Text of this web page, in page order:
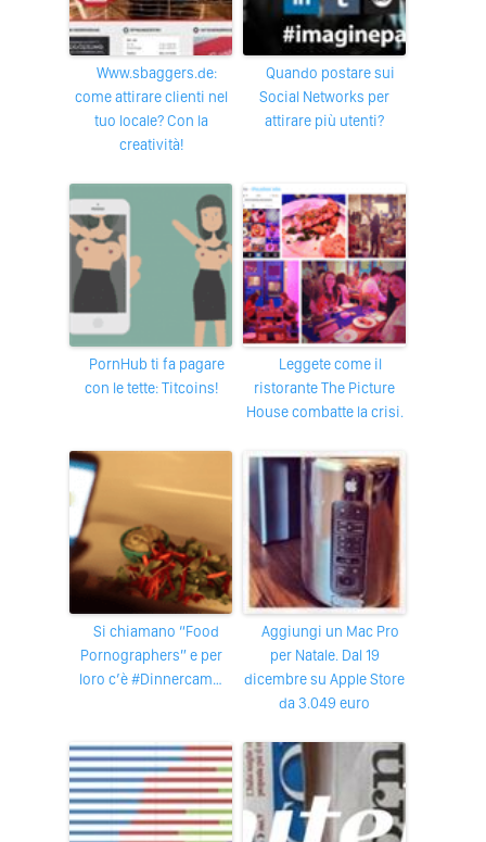
www.sbaggers.de:
come attirare clienti nel
tuo locale? Con la
creatività!
Quando postare sui
Social Networks per
attirare più utenti?
PornHub ti fa pagare
con le tette: Titcoins!
Leggete come il
ristorante The Picture
House combatte la crisi.
Si chiamano “Food
Pornographers” e per
loro c’è #Dinnercam…
Aggiungi un Mac Pro
per Natale. Dal 19
dicembre su Apple Store
da 3.049 euro